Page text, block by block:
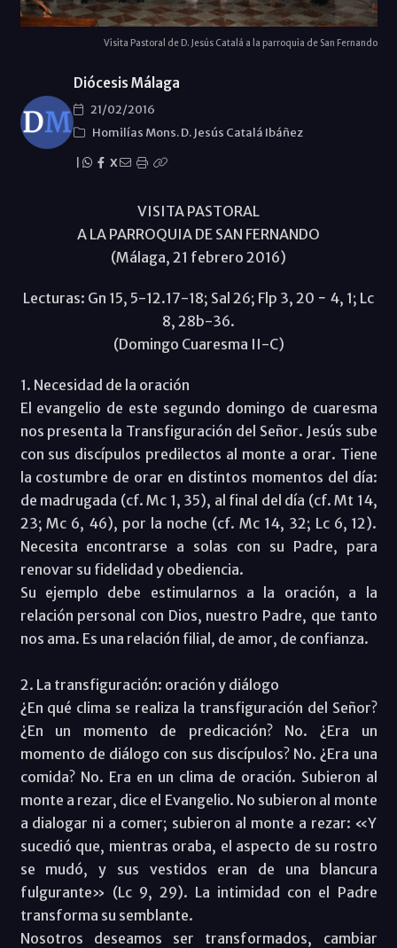
Visita Pastoral de D. Jesús Catalá a la parroquia de San Fernando
Diócesis Málaga
21/02/2016
Homilías Mons. D. Jesús Catalá Ibáñez
X
VISITA PASTORAL
A LA PARROQUIA DE SAN FERNANDO
(Málaga, 21 febrero 2016)
Lecturas: Gn 15, 5-12.17-18; Sal 26; Flp 3, 20 − 4, 1; Lc
8, 28b-36.
(Domingo Cuaresma II-C)
1. Necesidad de la oración
El evangelio de este segundo domingo de cuaresma
nos presenta la Transfiguración del Señor. Jesús sube
con sus discípulos predilectos al monte a orar. Tiene
la costumbre de orar en distintos momentos del día:
de madrugada (cf. Mc 1, 35), al final del día (cf. Mt 14,
23; Mc 6, 46), por la noche (cf. Mc 14, 32; Lc 6, 12).
Necesita encontrarse a solas con su Padre, para
renovar su fidelidad y obediencia.
Su ejemplo debe estimularnos a la oración, a la
relación personal con Dios, nuestro Padre, que tanto
nos ama. Es una relación filial, de amor, de confianza.
2. La transfiguración: oración y diálogo
¿En qué clima se realiza la transfiguración del Señor?
¿En un momento de predicación? No. ¿Era un
momento de diálogo con sus discípulos? No. ¿Era una
comida? No. Era en un clima de oración. Subieron al
monte a rezar, dice el Evangelio. No subieron al monte
a dialogar ni a comer; subieron al monte a rezar: «Y
sucedió que, mientras oraba, el aspecto de su rostro
se mudó, y sus vestidos eran de una blancura
fulgurante» (Lc 9, 29). La intimidad con el Padre
transforma su semblante.
Nosotros deseamos ser transformados, cambiar